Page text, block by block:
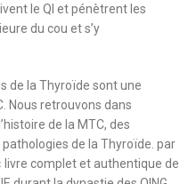
le QI et pénètrent les
du cou et s’y
de la Thyroïde sont une
Nous retrouvons dans
de la MTC, des
de la Thyroïde. par
livre complet et authentique de